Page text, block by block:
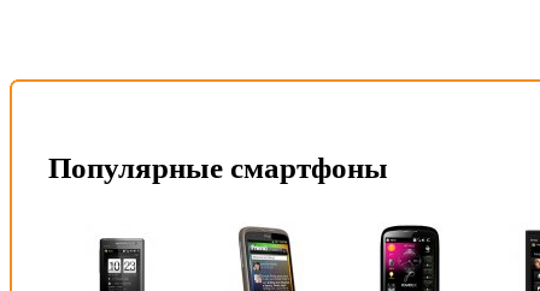
Популярные смартфоны